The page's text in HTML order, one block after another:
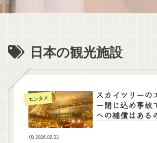
日本の観光施設
エンタメ
スカイツリーの
ー閉じ込め事故
への補償はある
2026.02.23